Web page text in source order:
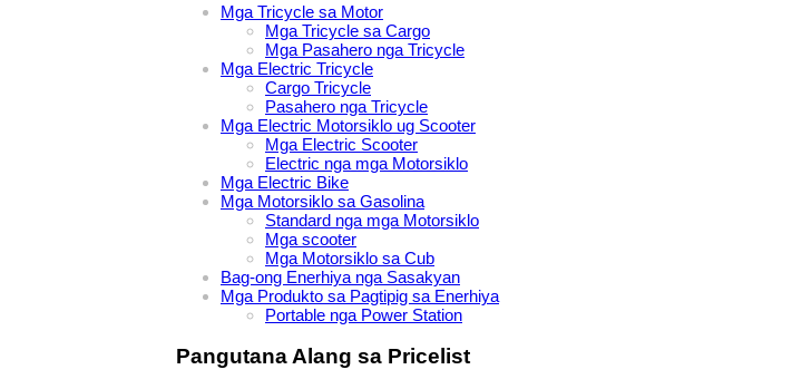
Mga Tricycle sa Motor
Mga Tricycle sa Cargo
Mga Pasahero nga Tricycle
Mga Electric Tricycle
Cargo Tricycle
Pasahero nga Tricycle
Mga Electric Motorsiklo ug Scooter
Mga Electric Scooter
Electric nga mga Motorsiklo
Mga Electric Bike
Mga Motorsiklo sa Gasolina
Standard nga mga Motorsiklo
Mga scooter
Mga Motorsiklo sa Cub
Bag-ong Enerhiya nga Sasakyan
Mga Produkto sa Pagtipig sa Enerhiya
Portable nga Power Station
Pangutana Alang sa Pricelist